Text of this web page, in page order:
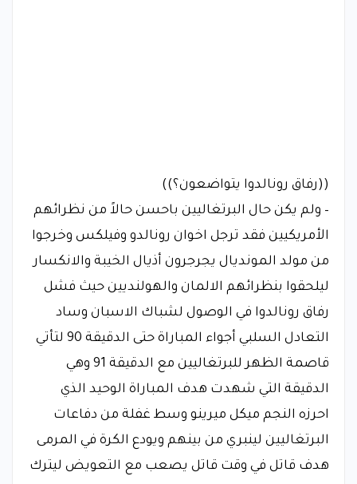
((رفاق رونالدوا يتواضعون؟))
– ولم يكن حال البرتغاليين باحسن حالاً من نظرائهم
الأمريكيين فقد ترجل اخوان رونالدو وفيلكس وخرجوا
من مولد المونديال يجرجرون أذيال الخيبة والانكسار
ليلحقوا بنظرائهم الالمان والهولنديين حيث فشل
رفاق رونالدوا في الوصول لشباك الاسبان وساد
التعادل السلبي أجواء المباراة حتى الدقيقة 90 لتأتي
قاصمة الظهر للبرتغاليين مع الدقيقة 91 وهي
الدقيقة التي شهدت هدف المباراة الوحيد الذي
احرزه النجم ميكل ميرينو وسط غفلة من دفاعات
البرتغاليين لينبري من بينهم ويودع الكرة في المرمى
هدف قاتل في وقت قاتل يصعب مع التعويض ليترك